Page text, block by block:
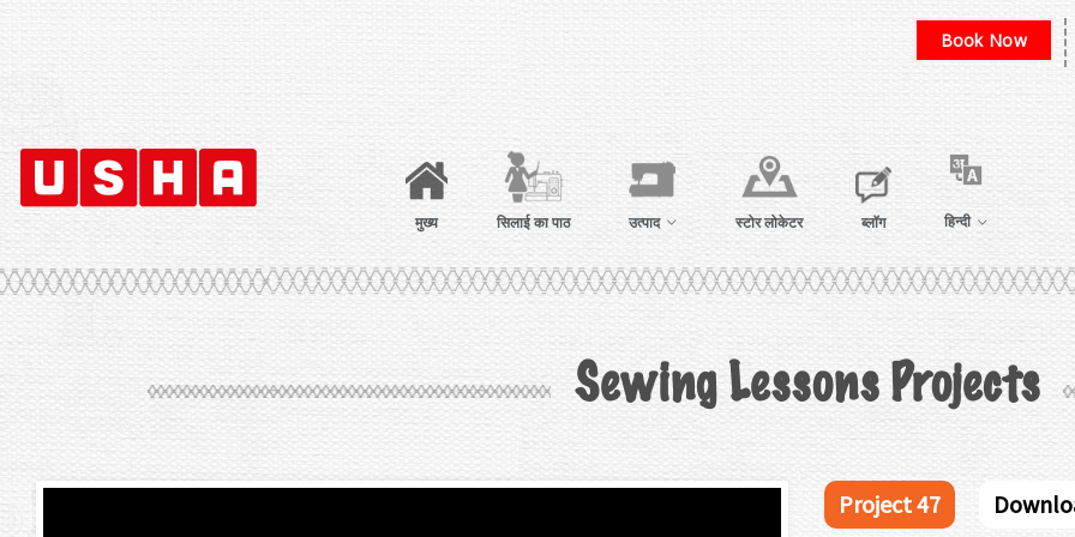
Book Now
मुख्य सिलाई का पाठ उत्पाद स्टोर लोकेटर ब्लॉग हिन्दी
Sewing Lessons Projects
Project 47